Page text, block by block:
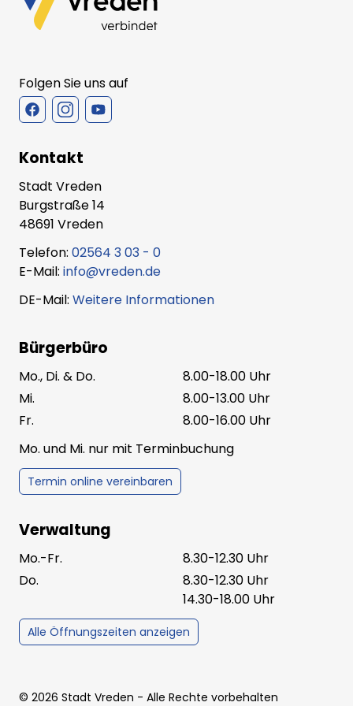
Folgen Sie uns auf
Kontakt
Stadt Vreden
Burgstraße 14
48691 Vreden
Telefon: 02564 3 03 - 0
E-Mail: info@vreden.de
DE-Mail: Weitere Informationen
Bürgerbüro
Mo., Di. & Do.
8.00-18.00 Uhr
Mi.
8.00-13.00 Uhr
Fr.
8.00-16.00 Uhr
Mo. und Mi. nur mit Terminbuchung
Termin online vereinbaren
Verwaltung
Mo.-Fr.
8.30-12.30 Uhr
Do.
8.30-12.30 Uhr
14.30-18.00 Uhr
Alle Öffnungszeiten anzeigen
© 2026 Stadt Vreden - Alle Rechte vorbehalten